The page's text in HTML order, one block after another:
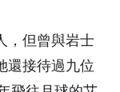
，但曾與岩士
還接待過九位